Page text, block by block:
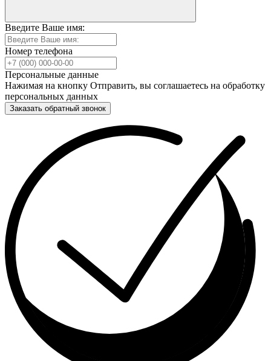
Введите Ваше имя:
Номер телефона
Персональные данные
Нажимая на кнопку Отправить, вы соглашаетесь на обработку
персональных данных
Заказать обратный звонок